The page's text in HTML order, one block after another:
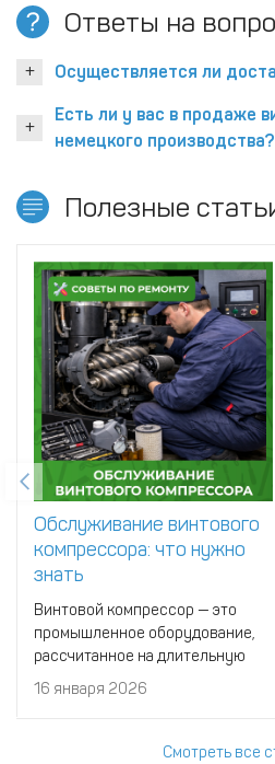
Ответы на
Осуществляется ли
Есть ли у вас в продаже
немецкого производства?
Полезные
Обслуживание винтового
компрессора: что нужно
знать
Винтовой компрессор — это
промышленное оборудование,
рассчитанное на длительную
непрерывную работу и высокие
нагрузки.
16 января 2026
Смотреть все